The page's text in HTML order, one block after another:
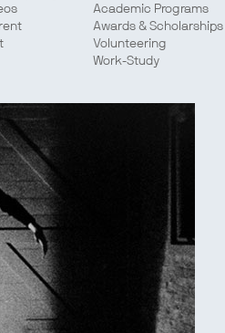
Academic Programs
Awards & Scholarships
Volunteering
Work-Study